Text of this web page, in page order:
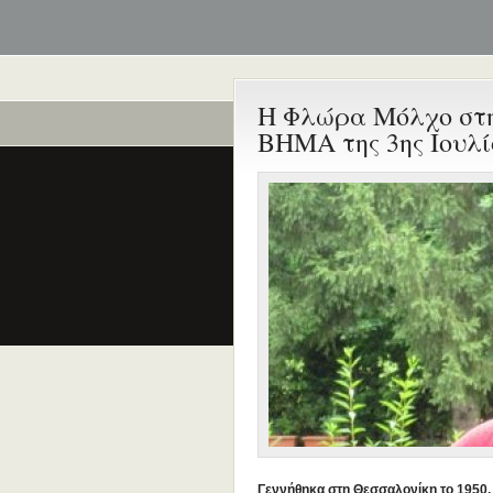
Η Φλώρα Μόλχο στη
ΒΗΜΑ της 3ης
Γεννήθηκα στη Θεσσαλονίκη το 1950,
Ποιοι είναι εδώ
2 επισκέπτες.